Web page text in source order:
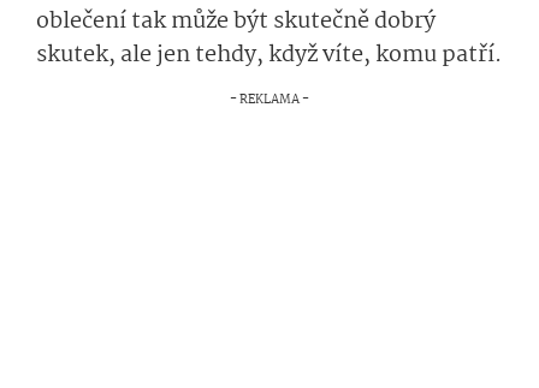
oblečení tak může být skutečně dobrý
skutek, ale jen tehdy, když víte, komu patří.